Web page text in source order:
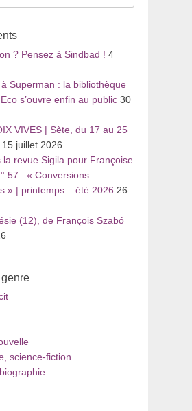
? Pensez à Sindbad ! 4
Superman : la bibliothèque
s’ouvre enfin au public 30
VIVES | Sète, du 17 au 25
15 juillet 2026
la revue Sigila pour Françoise
57 : « Conversions –
» | printemps – été 2026 26
(12), de François Szabó
science-fiction